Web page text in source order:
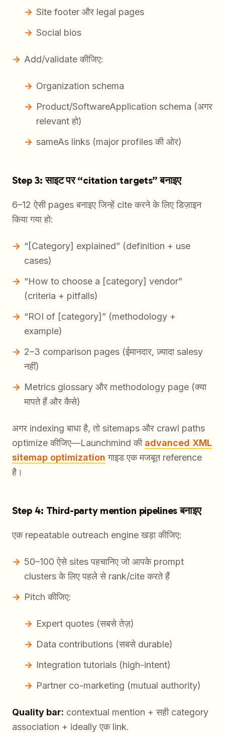
Site footer और legal pages
Social bios
Add/validate कीजिए:
Organization schema
Product/SoftwareApplication schema (अगर
relevant हो)
sameAs links (major profiles की ओर)
Step 3: साइट पर “citation targets” बनाइए
6–12 ऐसी pages बनाइए जिन्हें cite करने के लिए डिज़ाइन
किया गया हो:
“[Category] explained” (definition + use
cases)
“How to choose a [category] vendor”
(criteria + pitfalls)
“ROI of [category]” (methodology +
example)
2–3 comparison pages (ईमानदार, ज़्यादा salesy
नहीं)
Metrics glossary और methodology page (क्या
मापते हैं और कैसे)
अगर indexing बाधा है, तो sitemaps और crawl paths
optimize कीजिए—Launchmind की advanced XML
sitemap optimization गाइड एक मजबूत reference
है।
Step 4: Third-party mention pipelines बनाइए
एक repeatable outreach engine खड़ा कीजिए:
50–100 ऐसे sites पहचानिए जो आपके prompt
clusters के लिए पहले से rank/cite करते हैं
Pitch कीजिए:
Expert quotes (सबसे तेज़)
Data contributions (सबसे durable)
Integration tutorials (high-intent)
Partner co-marketing (mutual authority)
Quality bar: contextual mention + सही category
association + ideally एक link.